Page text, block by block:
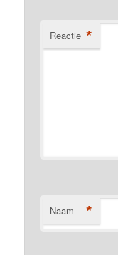
Reactie *
Naam *